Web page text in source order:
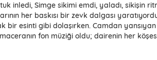
inledi, Simge sikimi emdi, yaladı, sikişin
her baskısı bir zevk dalgası
bir esinti gibi dolaşırken. Camdan
fon müziği oldu; dairenin her